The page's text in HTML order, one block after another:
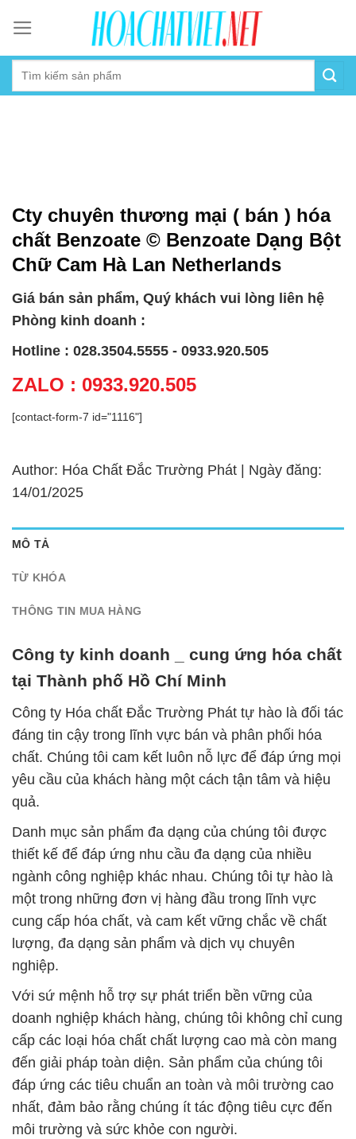
content
Cty chuyên thương mại ( bán ) hóa
chất Benzoate © Benzoate Dạng Bột
Chữ Cam Hà Lan Netherlands
Giá bán sản phẩm, Quý khách vui lòng liên hệ
Phòng kinh doanh :
Hotline : 028.3504.5555 - 0933.920.505
ZALO : 0933.920.505
[contact-form-7 id="1116"]
Author: Hóa Chất Đắc Trường Phát | Ngày đăng:
14/01/2025
MÔ TẢ
TỪ KHÓA
THÔNG TIN MUA HÀNG
Công ty kinh doanh _ cung ứng hóa chất
tại Thành phố Hồ Chí Minh
Công ty Hóa chất Đắc Trường Phát tự hào là đối tác
đáng tin cậy trong lĩnh vực bán và phân phối hóa
chất. Chúng tôi cam kết luôn nỗ lực để đáp ứng mọi
yêu cầu của khách hàng một cách tận tâm và hiệu
quả.
Danh mục sản phẩm đa dạng của chúng tôi được
thiết kế để đáp ứng nhu cầu đa dạng của nhiều
ngành công nghiệp khác nhau. Chúng tôi tự hào là
một trong những đơn vị hàng đầu trong lĩnh vực
cung cấp hóa chất, và cam kết vững chắc về chất
lượng, đa dạng sản phẩm và dịch vụ chuyên
nghiệp.
Với sứ mệnh hỗ trợ sự phát triển bền vững của
doanh nghiệp khách hàng, chúng tôi không chỉ cung
cấp các loại hóa chất chất lượng cao mà còn mang
đến giải pháp toàn diện. Sản phẩm của chúng tôi
đáp ứng các tiêu chuẩn an toàn và môi trường cao
nhất, đảm bảo rằng chúng ít tác động tiêu cực đến
môi trường và sức khỏe con người.